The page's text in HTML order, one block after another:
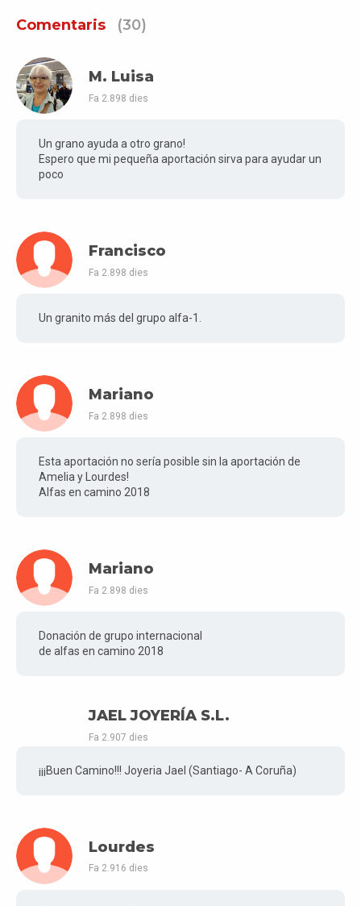
Comentaris (30)
M. Luisa
Fa 2.898 dies
Un grano ayuda a otro grano!
Espero que mi pequeña aportación sirva para ayudar un
poco
Francisco
Fa 2.898 dies
Un granito más del grupo alfa-1.
Mariano
Fa 2.898 dies
Esta aportación no sería posible sin la aportación de
Amelia y Lourdes!
Alfas en camino 2018
Mariano
Fa 2.898 dies
Donación de grupo internacional
de alfas en camino 2018
JAEL JOYERÍA S.L.
Fa 2.907 dies
¡¡¡Buen Camino!!! Joyeria Jael (Santiago- A Coruña)
Lourdes
Fa 2.916 dies